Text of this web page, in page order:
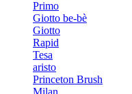
Primo
Giotto be-bè
Giotto
Rapid
Tesa
aristo
Princeton Brush
Milan